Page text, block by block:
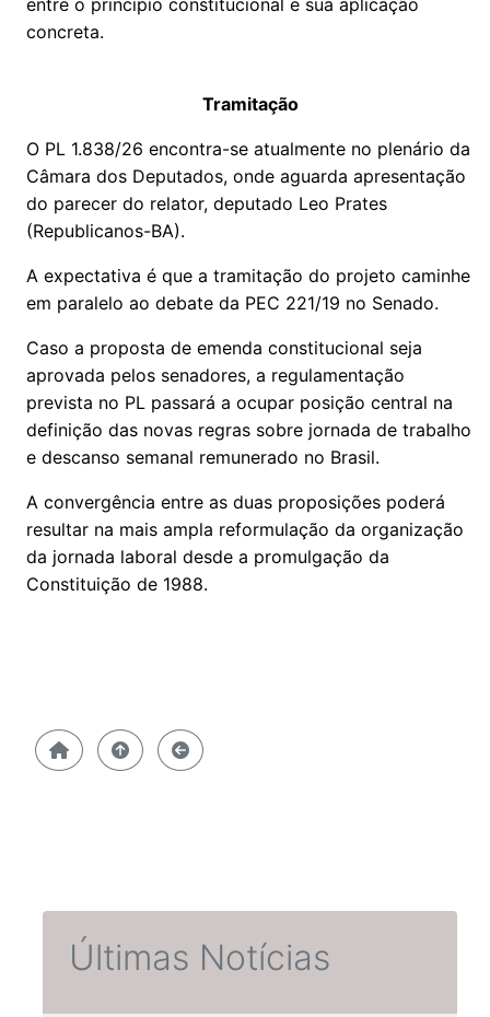
entre o princípio constitucional e sua aplicação
concreta.
Tramitação
O PL 1.838/26 encontra-se atualmente no plenário da
Câmara dos Deputados, onde aguarda apresentação
do parecer do relator, deputado Leo Prates
(Republicanos-BA).
A expectativa é que a tramitação do projeto caminhe
em paralelo ao debate da PEC 221/19 no Senado.
Caso a proposta de emenda constitucional seja
aprovada pelos senadores, a regulamentação
prevista no PL passará a ocupar posição central na
definição das novas regras sobre jornada de trabalho
e descanso semanal remunerado no Brasil.
A convergência entre as duas proposições poderá
resultar na mais ampla reformulação da organização
da jornada laboral desde a promulgação da
Constituição de 1988.
Últimas Notícias